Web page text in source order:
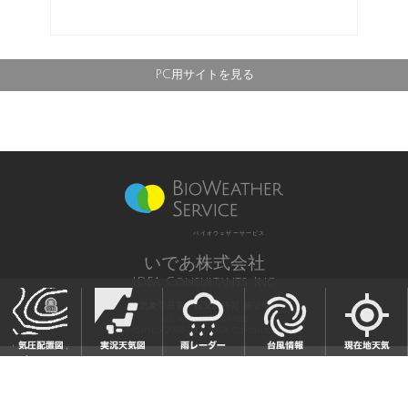
PC用サイトを見る
バイオウェザーサービス
いであ株式会社
IDEA Consultants, Inc.
気象庁長官予報業務許可 第12号
All Rights Reserved,
Copyright(c) 2003-2021 IDEA Consultants,Inc